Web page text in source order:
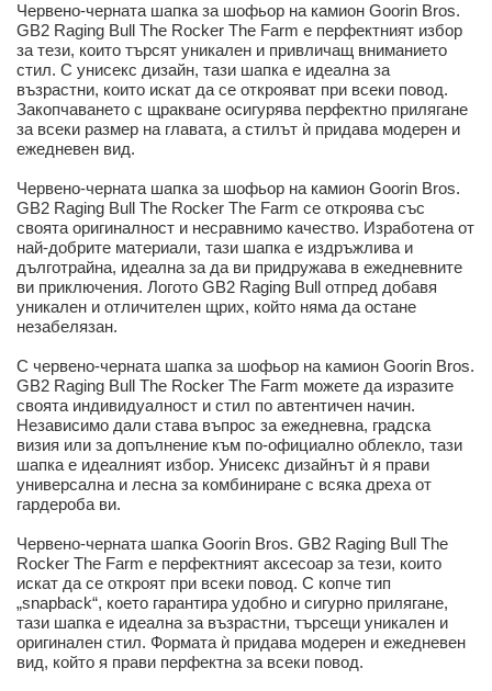
Червено-черната шапка за шофьор на камион Goorin Bros.
GB2 Raging Bull The Rocker The Farm е перфектният избор
за тези, които търсят уникален и привличащ вниманието
стил. С унисекс дизайн, тази шапка е идеална за
възрастни, които искат да се открояват при всеки повод.
Закопчаването с щракване осигурява перфектно прилягане
за всеки размер на главата, а стилът ѝ придава модерен и
ежедневен вид.
Червено-черната шапка за шофьор на камион Goorin Bros.
GB2 Raging Bull The Rocker The Farm се откроява със
своята оригиналност и несравнимо качество. Изработена от
най-добрите материали, тази шапка е издръжлива и
дълготрайна, идеална за да ви придружава в ежедневните
ви приключения. Логото GB2 Raging Bull отпред добавя
уникален и отличителен щрих, който няма да остане
незабелязан.
С червено-черната шапка за шофьор на камион Goorin Bros.
GB2 Raging Bull The Rocker The Farm можете да изразите
своята индивидуалност и стил по автентичен начин.
Независимо дали става въпрос за ежедневна, градска
визия или за допълнение към по-официално облекло, тази
шапка е идеалният избор. Унисекс дизайнът ѝ я прави
универсална и лесна за комбиниране с всяка дреха от
гардероба ви.
Червено-черната шапка Goorin Bros. GB2 Raging Bull The
Rocker The Farm е перфектният аксесоар за тези, които
искат да се откроят при всеки повод. С копче тип
„snapback“, което гарантира удобно и сигурно прилягане,
тази шапка е идеална за възрастни, търсещи уникален и
оригинален стил. Формата ѝ придава модерен и ежедневен
вид, който я прави перфектна за всеки повод.